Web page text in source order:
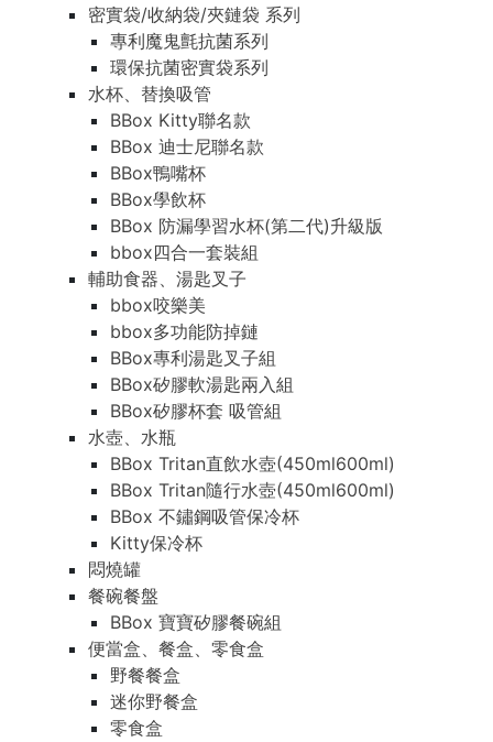
密實袋/收納袋/夾鏈袋 系列
專利魔鬼氈抗菌系列
環保抗菌密實袋系列
水杯、替換吸管
BBox Kitty聯名款
BBox 迪士尼聯名款
BBox鴨嘴杯
BBox學飲杯
BBox 防漏學習水杯(第二代)升級版
bbox四合一套裝組
輔助食器、湯匙叉子
bbox咬樂美
bbox多功能防掉鏈
BBox專利湯匙叉子組
BBox矽膠軟湯匙兩入組
BBox矽膠杯套 吸管組
水壺、水瓶
BBox Tritan直飲水壺(450ml600ml)
BBox Tritan隨行水壺(450ml600ml)
BBox 不鏽鋼吸管保冷杯
Kitty保冷杯
悶燒罐
餐碗餐盤
BBox 寶寶矽膠餐碗組
便當盒、餐盒、零食盒
野餐餐盒
迷你野餐盒
零食盒